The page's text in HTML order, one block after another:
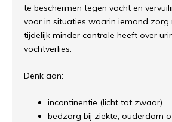
te beschermen tegen vocht en
voor in situaties waarin iemand
tijdelijk minder controle heeft over
vochtverlies.
Denk aan:
incontinentie (licht tot zwaar)
bedzorg bij ziekte, ouderdom